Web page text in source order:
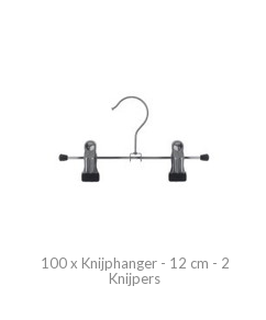
100 x Knijphanger - 12 cm - 2
Knijpers